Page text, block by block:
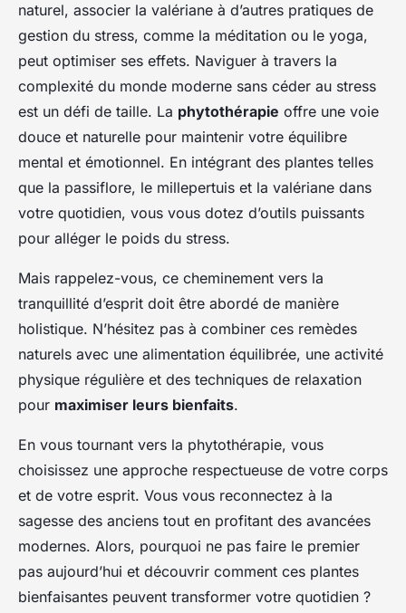
naturel, associer la valériane à d’autres pratiques de
gestion du stress, comme la méditation ou le yoga,
peut optimiser ses effets. Naviguer à travers la
complexité du monde moderne sans céder au stress
est un défi de taille. La phytothérapie offre une voie
douce et naturelle pour maintenir votre équilibre
mental et émotionnel. En intégrant des plantes telles
que la passiflore, le millepertuis et la valériane dans
votre quotidien, vous vous dotez d’outils puissants
pour alléger le poids du stress.
Mais rappelez-vous, ce cheminement vers la
tranquillité d’esprit doit être abordé de manière
holistique. N’hésitez pas à combiner ces remèdes
naturels avec une alimentation équilibrée, une activité
physique régulière et des techniques de relaxation
pour maximiser leurs bienfaits.
En vous tournant vers la phytothérapie, vous
choisissez une approche respectueuse de votre corps
et de votre esprit. Vous vous reconnectez à la
sagesse des anciens tout en profitant des avancées
modernes. Alors, pourquoi ne pas faire le premier
pas aujourd’hui et découvrir comment ces plantes
bienfaisantes peuvent transformer votre quotidien ?